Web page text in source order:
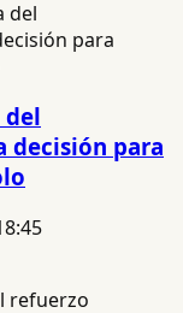
del
decisión para